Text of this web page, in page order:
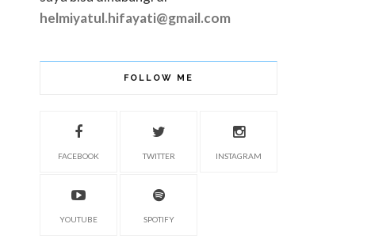
helmiyatul.hifayati@gmail.com
FOLLOW ME
FACEBOOK TWITTER INSTAGRAM
YOUTUBE SPOTIFY